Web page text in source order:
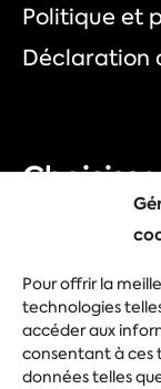
Pour offrir la
technologies
accéder aux
consentant à ces
données telles
Politique et
Déclaration
Foire
Congrès
Evénement
Festival